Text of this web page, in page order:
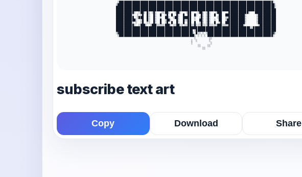
            ░██████████████████████████████████████████████████████████████████████████████████████████████░
           ░████████████████████████████████████████████████████████████████████████████████████████████████░
           █████████████████████████████████████████████████████████████████████████████████████████████████░
           ██████████████████████████████████████████████████████████████████████████████████████████████████
           ███████████░  ░██░ █░ ░█░   ░░██░   ░██░   ░██    ░██░ ░█░   ░███    ████████████░   █████████████
           ██████████░  ░ ░█  █░  █░  █  ░█  █  █░  █  ██  █░  █░ ░█░  █  ██  ████████████░      ░███████████
           ███████████  ░███  █░  █░  ░  ██░  ░██░  █████  ░  ░█░ ░█░    ░██  ░░██████████░      ░███████████
           ████████████░  ░█  █░  █░  █  ░██░   █░  █░░██  ░  ██░ ░█░  ░  ██  ░███████████░      ░███████████
           ██████████░ ░  ░█  ░░  █░  █  ░█  █  █░  █  ██  █  ░█░ ░█░  █  ░█  ████████████░      ░███████████
           ███████████░  ░███░  ░███░░░░░███░ ░░██░░ ░░██░░█░░░█░░░█░░░░░███░░░░█████████░        ░██████████
           ██████████████████████████████████████████████████████████████████████████████████░░██████████████
           ███████████████████████████████████████████████ ░█████████████████████████████████████████████████
           ░▓█████████████████████████████████████████████░ █░░ ░ ░████████████████████████████████████████▓░
            ░██████████████████████████████████████████████░ ░ ░ ░ ████████████████████████████████████████░
                                                           ░        ░░
                                                         ░  ░       ░
                                                         ░           ░
                                                             ░░    ░░
                                                                ░░
subscribe text art
Copy Download Share